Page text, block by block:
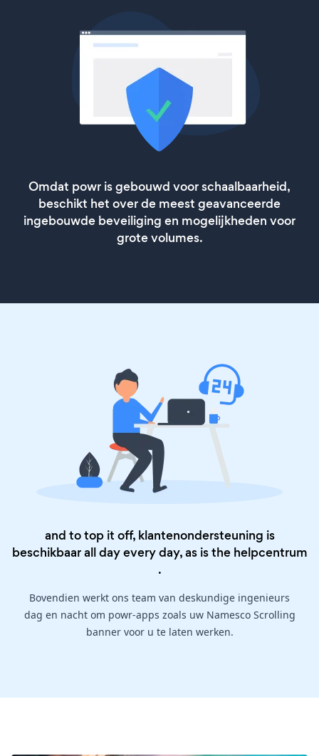
Omdat powr is gebouwd voor schaalbaarheid,
beschikt het over de meest geavanceerde
ingebouwde beveiliging en mogelijkheden voor
grote volumes.
and to top it off, klantenondersteuning is
beschikbaar all day every day, as is the helpcentrum
.
Bovendien werkt ons team van deskundige ingenieurs
dag en nacht om powr-apps zoals uw Namesco Scrolling
banner voor u te laten werken.